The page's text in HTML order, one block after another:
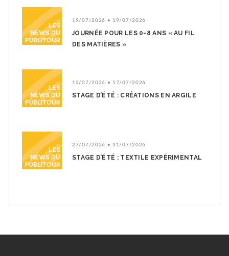
19/07/2026 • 19/07/2026
JOURNÉE POUR LES 0-8 ANS « AU FIL
DES MATIÈRES »
13/07/2026 • 17/07/2026
STAGE D’ÉTÉ : CRÉATIONS EN ARGILE
27/07/2026 • 31/07/2026
STAGE D’ÉTÉ : TEXTILE EXPÉRIMENTAL